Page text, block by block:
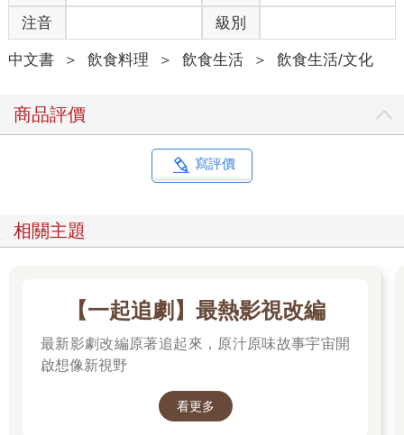
注音 級別
中文書 ＞ 飲食料理 ＞ 飲食生活 ＞ 飲食生活/文化
商品評價
寫評價
相關主題
【一起追劇】最熱影視改編
最新影劇改編原著追起來，原汁原味故事宇宙開
啟想像新視野
看更多